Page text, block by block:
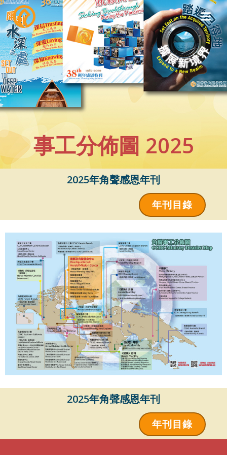
Skip
to
content
事工分佈圖 2025
2025年角聲感恩年刊
年刊目錄
2025年角聲感恩年刊
年刊目錄